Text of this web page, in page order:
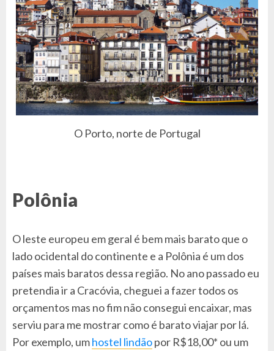
O Porto, norte de Portugal
Polônia
O leste europeu em geral é bem mais barato que o
lado ocidental do continente e a Polônia é um dos
países mais baratos dessa região. No ano passado eu
pretendia ir a Cracóvia, cheguei a fazer todos os
orçamentos mas no fim não consegui encaixar, mas
serviu para me mostrar como é barato viajar por lá.
Por exemplo, umhostel lindãopor R$18,00* ou um